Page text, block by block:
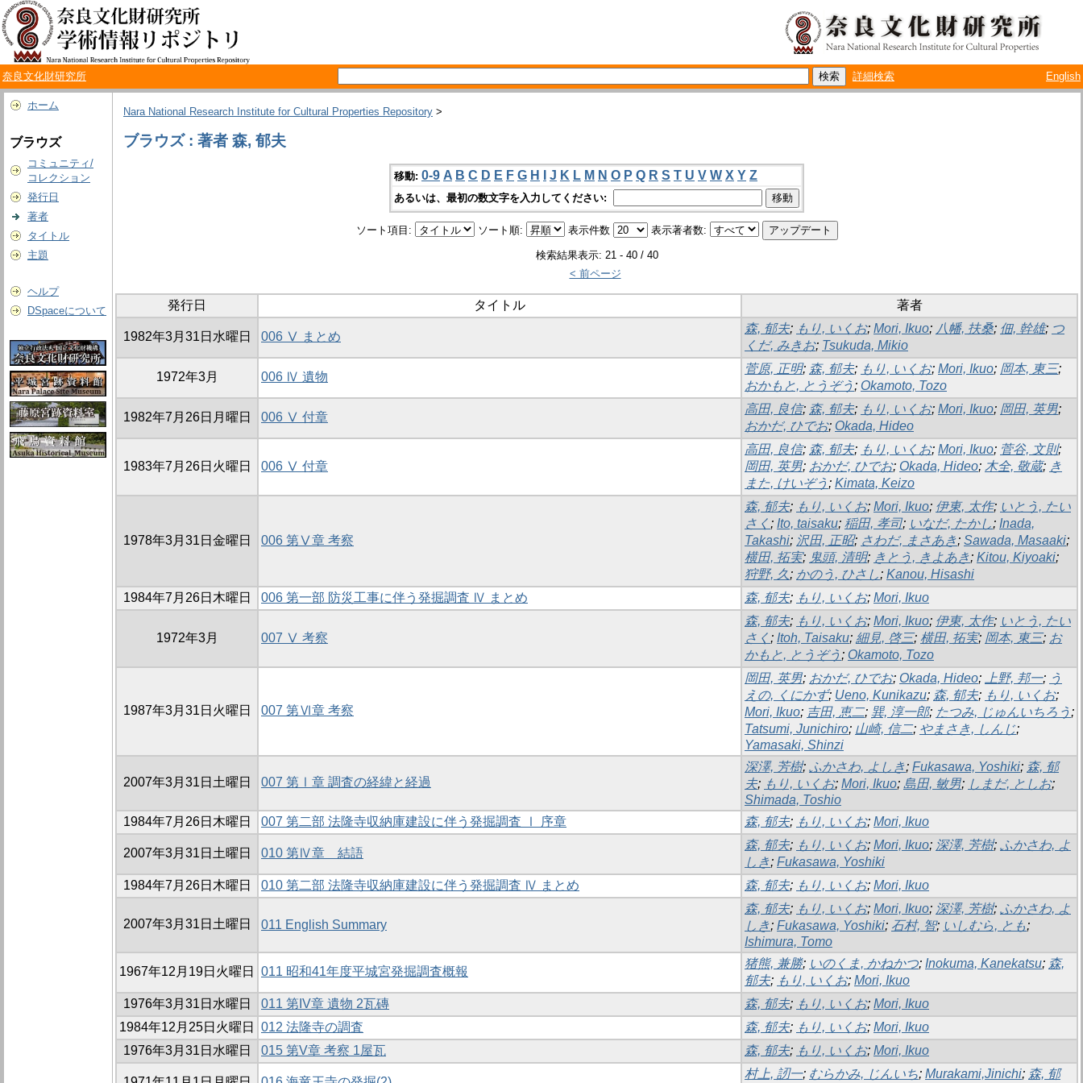
奈良文化財研究所 詳細検索 English
ホーム
ブラウズ
コミュニティ/
コレクション
発行日
著者
タイトル
主題
ヘルプ
DSpaceについて
Nara National Research Institute for Cultural Properties Repository >
ブラウズ : 著者 森, 郁夫
移動: 0-9 A B C D E F G H J K L M N O P Q R S T U V W X Y Z
あるいは、最初の数文字を入力してください:
ソート項目: ソート順: 表示件数 表示著者数:
検索結果表示: 21 - 40 / 40
< 前ページ
発行日 タイトル 著者
1982年3月31日水曜日 006 Ⅴ まとめ
森, 郁夫; もり, いくお; Mori, Ikuo; 八幡, 扶桑; 佃, 幹雄; つ
くだ, みきお; Tsukuda, Mikio
1972年3月 006 Ⅳ 遺物
菅原, 正明; 森, 郁夫; もり, いくお; Mori, Ikuo; 岡本, 東三;
おかもと, とうぞう ; Okamoto, Tozo
1982年7月26日月曜日 006 Ⅴ 付章
高田, 良信; 森, 郁夫; もり, いくお; Mori, Ikuo; 岡田, 英男;
おかだ, ひでお; Okada, Hideo
1983年7月26日火曜日 006 Ⅴ 付章
高田, 良信; 森, 郁夫; もり, いくお; Mori, Ikuo; 菅谷, 文則;
岡田, 英男; おかだ, ひでお; Okada, Hideo; 木全, 敬蔵; き
また, けいぞう ; Kimata, Keizo
1978年3月31日金曜日 006 第Ⅴ章 考察
森, 郁夫; もり, いくお; Mori, Ikuo; 伊東, 太作; いとう, たい
さく ; Ito, taisaku; 稲田, 孝司; いなだ, たかし; Inada,
Takashi; 沢田, 正昭; さわだ, まさあき; Sawada, Masaaki;
横田, 拓実; 鬼頭, 清明; きとう, きよあき; Kitou, Kiyoaki;
狩野, 久; かのう, ひさし; Kanou, Hisashi
1984年7月26日木曜日
006 第一部 防災工事に伴う発掘調査 Ⅳ まとめ 森, 郁夫; もり, いくお; Mori, Ikuo
1972年3月 007 Ⅴ 考察
森, 郁夫; もり, いくお; Mori, Ikuo; 伊東, 太作; いとう, たい
さく ; Itoh, Taisaku; 細見, 啓三; 横田, 拓実; 岡本, 東三; お
かもと, とうぞう ; Okamoto, Tozo
1987年3月31日火曜日 007 第Ⅵ章 考察
岡田, 英男; おかだ, ひでお; Okada, Hideo; 上野, 邦一; う
えの, くにかず; Ueno, Kunikazu; 森, 郁夫; もり, いくお;
Mori, Ikuo; 吉田, 恵二; 巽, 淳一郎; たつみ, じゅんいちろう ;
Tatsumi, Junichiro; 山崎, 信二; やまさき, しんじ;
Yamasaki, Shinzi
2007年3月31日土曜日 007 第Ⅰ章 調査の経緯と経過
深澤, 芳樹; ふかさわ, よしき; Fukasawa, Yoshiki; 森, 郁
夫; もり, いくお; Mori, Ikuo; 島田, 敏男; しまだ, としお;
Shimada, Toshio
1984年7月26日木曜日
007 第二部 法隆寺収納庫建設に伴う発掘調査 Ⅰ 序章 森, 郁夫; もり, いくお; Mori, Ikuo
2007年3月31日土曜日 010 第Ⅳ章 結語
森, 郁夫; もり, いくお; Mori, Ikuo; 深澤, 芳樹; ふかさわ, よ
しき; Fukasawa, Yoshiki
1984年7月26日木曜日
010 第二部 法隆寺収納庫建設に伴う発掘調査 Ⅳ まとめ 森, 郁夫; もり, いくお; Mori, Ikuo
2007年3月31日土曜日 011 English Summary
森, 郁夫; もり, いくお; Mori, Ikuo; 深澤, 芳樹; ふかさわ, よ
しき; Fukasawa, Yoshiki; 石村, 智; いしむら, とも;
Ishimura, Tomo
1967年12月19日火曜日 011 昭和41年度平城宮発掘調査概報
猪熊, 兼勝; いのくま, かねかつ; Inokuma, Kanekatsu; 森,
郁夫; もり, いくお; Mori, Ikuo
1976年3月31日水曜日
011 第IV章 遺物 2瓦磚 森, 郁夫; もり, いくお; Mori, Ikuo
1984年12月25日火曜日
012 法隆寺の調査 森, 郁夫; もり, いくお; Mori, Ikuo
1976年3月31日水曜日
015 第V章 考察 1屋瓦 森, 郁夫; もり, いくお; Mori, Ikuo
村上, 訒一; むらかみ, じんいち; Murakami,Jinichi; 森, 郁